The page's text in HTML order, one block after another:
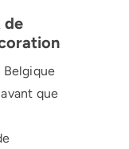
de
Belgique
que